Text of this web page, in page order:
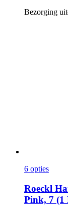
Bezorging
6 opties
Roeckl
Pink, 7 (1